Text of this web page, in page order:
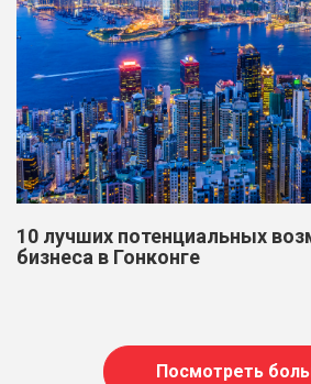
10 лучших потенциальных
бизнеса в Гонконге
Посмотреть